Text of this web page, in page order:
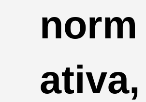
norm
ativa,